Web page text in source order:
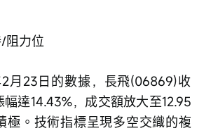
阻力位
幅達14.43%，成交額放大至12.95
極。技術指標呈現多空交織的複